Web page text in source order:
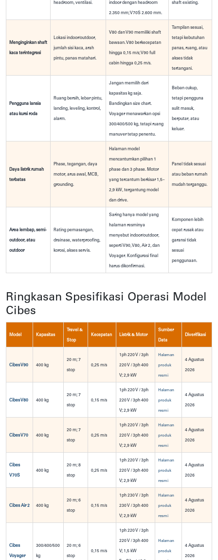
headroom, ventilasi. indoor dengan headroom
2.350 mm; V70S 2.600 mm.
shaft existing.
Menginginkan shaft
kaca terintegrasi
Lokasi indoor/outdoor,
jumlah sisi kaca, arah
pintu, panas matahari.
V80 dan V90 memiliki shaft
bawaan. V80 berkecepatan
hingga 0,15 m/s; V90 full
cabin hingga 0,25 m/s.
Tampilan sesuai,
tetapi kebutuhan
panas, ruang, atau
akses tidak
tertangani.
Pengguna lansia
atau kursi roda
Ruang bersih, lebar pintu,
landing, leveling, kontrol,
alarm.
Jangan memilih dari
kapasitas kg saja.
Bandingkan size chart.
Voyager menawarkan opsi
300/400/500 kg, tetapi ruang
manuver tetap penentu.
Beban cukup,
tetapi pengguna
sulit masuk,
berputar, atau
keluar.
Daya listrik rumah
terbatas
Phase, tegangan, daya
motor, arus awal, MCB,
grounding.
Halaman model
mencantumkan pilihan 1
phase dan 3 phase. Motor
yang tercantum berkisar 1,5–
2,9 kW, tergantung model
dan drive.
Panel tidak sesuai
atau beban rumah
mudah terganggu.
Area lembap, semi-
outdoor, atau
outdoor
Rating pemasangan,
drainase, waterproofing,
korosi, akses servis.
Saring hanya model yang
halaman resminya
menyebut indoor/outdoor,
seperti V90, V80, Air 2, dan
Voyager. Konfigurasi final
harus dikonfirmasi.
Komponen lebih
cepat rusak atau
garansi tidak
sesuai
penggunaan.
Ringkasan Spesifikasi Operasi Model
Cibes
Model Kapasitas
Travel &
Stop
Kecepatan Listrik & Motor
Sumber
Data
Diverifikasi
Cibes V90 400 kg
20 m; 7
stop
0,25 m/s
1ph 220 V / 3ph
220 V / 3ph 400
V; 2,9 kW
Halaman
produk
resmi
4 Agustus
2026
Cibes V80 400 kg
20 m; 7
stop
0,15 m/s
1ph 220 V / 3ph
220 V / 3ph 400
V; 2,9 kW
Halaman
produk
resmi
4 Agustus
2026
Cibes V70 400 kg
20 m; 7
stop
0,25 m/s
1ph 220 V / 3ph
220 V / 3ph 400
V; 2,9 kW
Halaman
produk
resmi
4 Agustus
2026
Cibes
V70S
400 kg
20 m; 8
stop
0,25 m/s
1ph 220 V / 3ph
220 V / 3ph 400
V; 2,9 kW
Halaman
produk
resmi
4 Agustus
2026
Cibes Air 2 400 kg
20 m; 6
stop
0,15 m/s
1ph 230 V / 3ph
230 V / 3ph 400
V; 2,9 kW
Halaman
produk
resmi
4 Agustus
2026
Cibes
Voyager
300/400/500
kg
20 m; 6
stop
0,15 m/s
1ph 220 V / 3ph
220 V / 3ph 400
V; 1,5 kW
Halaman
produk
4 Agustus
2026